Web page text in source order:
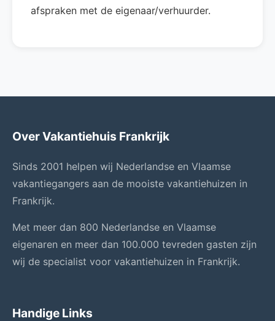
afspraken met de eigenaar/verhuurder.
Over Vakantiehuis Frankrijk
Sinds 2001 helpen wij Nederlandse en Vlaamse
vakantiegangers aan de mooiste vakantiehuizen in
Frankrijk.
Met meer dan 800 Nederlandse en Vlaamse
eigenaren en meer dan 100.000 tevreden gasten zijn
wij de specialist voor vakantiehuizen in Frankrijk.
Handige Links